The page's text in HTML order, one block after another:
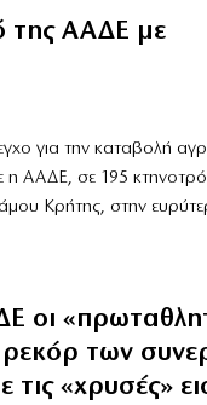
της ΑΑΔΕ με
για την καταβολή
η ΑΑΔΕ, σε 195
Κρήτης, στην
οι
των
«χρυσές»